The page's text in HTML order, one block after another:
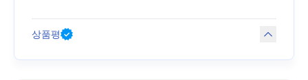
상품평